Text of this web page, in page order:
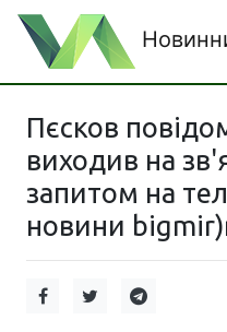
Пєсков
виходив на
запитом на
новини